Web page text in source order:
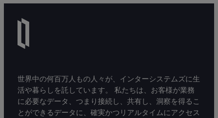
世界中の何百万人もの人々が、インターシステムズに生
活や暮らしを託しています。 私たちは、お客様が業務
に必要なデータ、つまり接続し、共有し、洞察を得るこ
とができるデータに、確実かつリアルタイムにアクセス